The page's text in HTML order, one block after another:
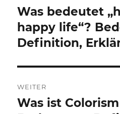
Vorheriger
Beitrag:
Was bedeutet
happy life“?
Definition,
WEITER
Nächster
Was ist